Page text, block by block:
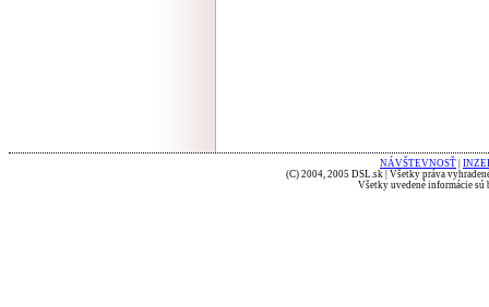
NÁVŠTEVNOSŤ
(C) 2004, 2005 DSL.sk | Všetky práva
Všetky uvedené informácie sú